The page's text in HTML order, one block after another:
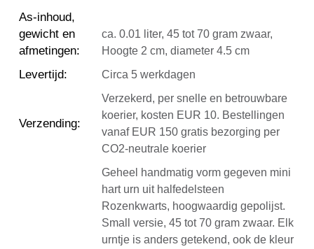
As-inhoud,
gewicht en
afmetingen:
ca. 0.01 liter, 45 tot 70 gram zwaar,
Hoogte 2 cm, diameter 4.5 cm
Levertijd: Circa 5 werkdagen
Verzending:
Verzekerd, per snelle en betrouwbare
koerier, kosten EUR 10. Bestellingen
vanaf EUR 150 gratis bezorging per
CO2-neutrale koerier
Geheel handmatig vorm gegeven mini
hart urn uit halfedelsteen
Rozenkwarts, hoogwaardig gepolijst.
Small versie, 45 tot 70 gram zwaar. Elk
urntje is anders getekend, ook de kleur